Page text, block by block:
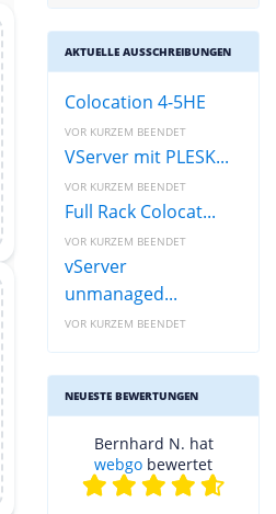
AKTUELLE AUSSCHREIBUNGEN
Colocation 4-5HE
VOR KURZEM BEENDET
VServer mit PLESK...
VOR KURZEM BEENDET
Full Rack Colocat...
VOR KURZEM BEENDET
vServer
unmanaged...
VOR KURZEM BEENDET
NEUESTE BEWERTUNGEN
Bernhard N. hat
webgo bewertet